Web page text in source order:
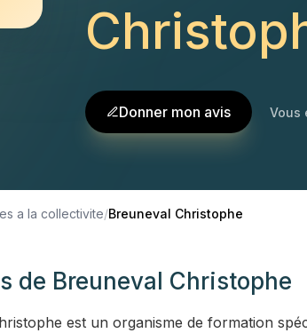
Donner mon avis Vous
a la collectivite/Breuneval Christophe
de Breuneval Christophe
est un organisme de formation